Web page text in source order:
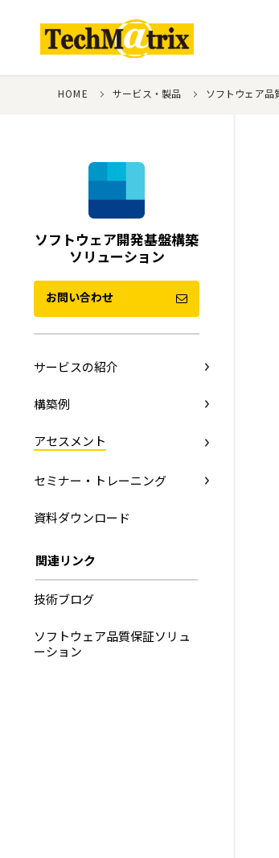
HOME サービス・製品 ソフトウェア品
ソフトウェア開発基盤構築
ソリューション
お問い合わせ
サービスの紹介
構築例
アセスメント
セミナー・トレーニング
資料ダウンロード
関連リンク
技術ブログ
ソフトウェア品質保証ソリュ
ーション